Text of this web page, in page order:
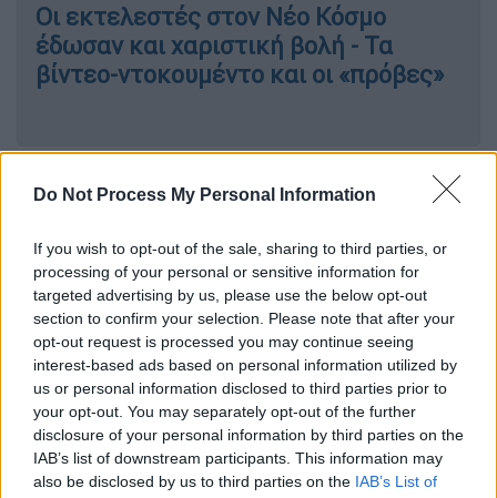
Do Not Process My Personal Information
If you wish to opt-out of the sale, sharing to third parties, or
processing of your personal or sensitive information for
targeted advertising by us, please use the below opt-out
section to confirm your selection. Please note that after your
opt-out request is processed you may continue seeing
interest-based ads based on personal information utilized by
us or personal information disclosed to third parties prior to
your opt-out. You may separately opt-out of the further
disclosure of your personal information by third parties on the
IAB’s list of downstream participants. This information may
also be disclosed by us to third parties on the IAB’s List of
Οι εκτελεστές στον Νέο Κόσμο
έδωσαν και χαριστική βολή - Τα
βίντεο-ντοκουμέντο και οι «πρόβες»
Αυτή, πρόκειται, σύμφωνα με τις ίδιες
εκπαίδευση που συναντάται
σε δυνάμεις ασφαλείας της πρώην
Σοβιετικής Ένωσης, οι οποίοι
εκπαιδεύονταν να ρίχνουν και με τα δύο
χέρια.